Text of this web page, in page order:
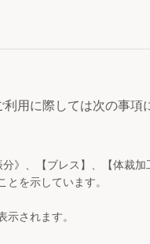
用に際しては次の事項
》、【ブレス】、【体裁加
を示しています。
されます。